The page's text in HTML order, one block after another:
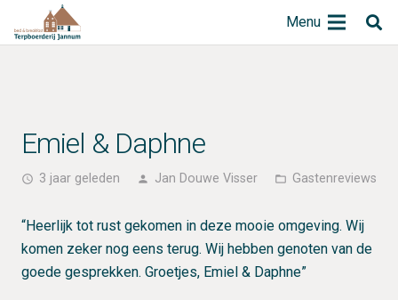
Menu
Emiel & Daphne
access_time 3 jaar geleden person Jan Douwe Visser folder_open Gastenreviews
“Heerlijk tot rust gekomen in deze mooie omgeving. Wij
komen zeker nog eens terug. Wij hebben genoten van de
goede gesprekken. Groetjes, Emiel & Daphne”